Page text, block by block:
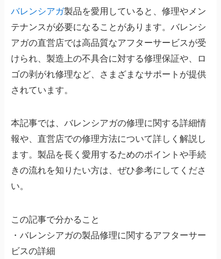
バレンシアガ製品を愛用していると、修理やメン
テナンスが必要になることがあります。バレンシ
アガの直営店では高品質なアフターサービスが受
けられ、製造上の不具合に対する修理保証や、ロ
ゴの剥がれ修理など、さまざまなサポートが提供
されています。
本記事では、バレンシアガの修理に関する詳細情
報や、直営店での修理方法について詳しく解説し
ます。製品を長く愛用するためのポイントや手続
きの流れを知りたい方は、ぜひ参考にしてくださ
い。
この記事で分かること
・バレンシアガの製品修理に関するアフターサー
ビスの詳細